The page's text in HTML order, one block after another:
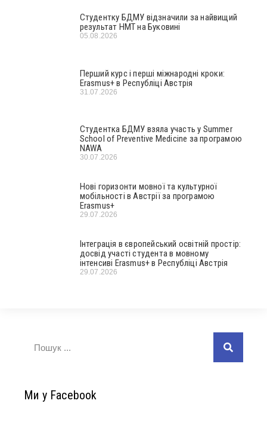
Студентку БДМУ відзначили за найвищий
результат НМТ на Буковині
05.08.2026
Перший курс і перші міжнародні кроки:
Erasmus+ в Республіці Австрія
31.07.2026
Студентка БДМУ взяла участь у Summer
School of Preventive Medicine за програмою
NAWA
30.07.2026
Нові горизонти мовної та культурної
мобільності в Австрії за програмою
Erasmus+
29.07.2026
Інтеграція в європейський освітній простір:
досвід участі студента в мовному
інтенсиві Erasmus+ в Республіці Австрія
29.07.2026
Ми у Facebook